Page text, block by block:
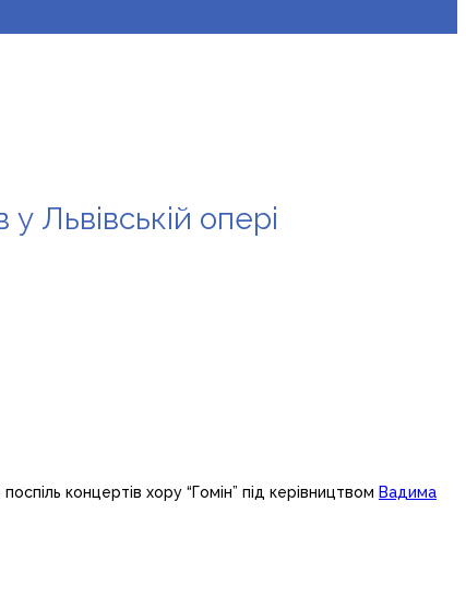
Львівській опері
концертів хору “Гомін” під керівництвом Вадима